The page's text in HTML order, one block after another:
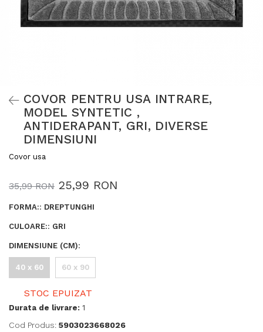
COVOR PENTRU USA INTRARE,
MODEL SYNTETIC ,
ANTIDERAPANT, GRI, DIVERSE
DIMENSIUNI
Covor usa
35,99 RON 25,99 RON
FORMA:: DREPTUNGHI
CULOARE:: GRI
DIMENSIUNE (CM):
40 x 60 60 x 90
STOC EPUIZAT
Durata de livrare: 1
Cod Produs: 5903023668026